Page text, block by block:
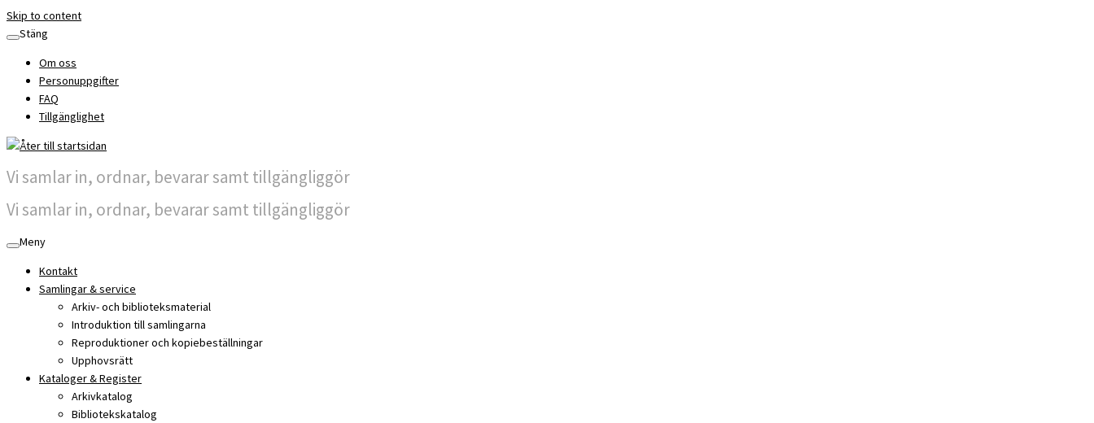
Skip to content
Stäng
Om oss
Personuppgifter
FAQ
Tillgänglighet
Vi samlar in, ordnar, bevarar samt tillgängliggör
Vi samlar in, ordnar, bevarar samt tillgängliggör
Meny
Kontakt
Samlingar & service
Arkiv- och biblioteksmaterial
Introduktion till samlingarna
Reproduktioner och kopiebeställningar
Upphovsrätt
Kataloger & Register
Arkivkatalog
Bibliotekskatalog